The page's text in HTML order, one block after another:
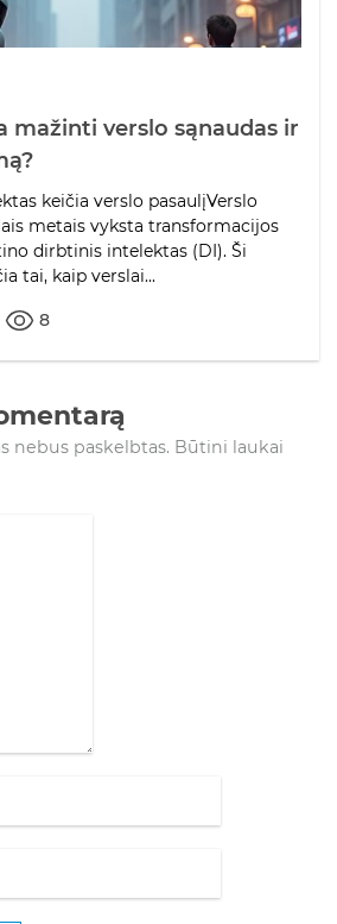
mažinti verslo sąnaudas ir
keičia verslo pasaulįVerslo
metais vyksta transformacijos
dirbtinis intelektas (DI). Ši
tai, kaip verslai...
8
nebus paskelbtas. Būtini laukai